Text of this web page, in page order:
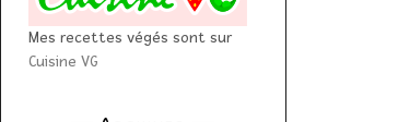
Mes recettes végés sont sur
Cuisine VG